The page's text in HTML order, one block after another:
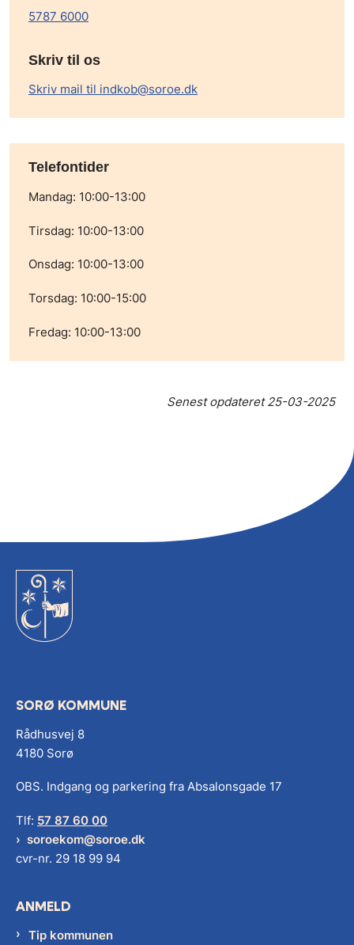
5787 6000
Skriv til os
Skriv mail til indkob@soroe.dk
Telefontider
Mandag: 10:00-13:00
Tirsdag: 10:00-13:00
Onsdag: 10:00-13:00
Torsdag: 10:00-15:00
Fredag: 10:00-13:00
Senest opdateret25-03-2025
SORØ KOMMUNE
Rådhusvej 8
4180 Sorø
OBS. Indgang og parkering fra Absalonsgade 17
Tlf: 57 87 60 00
soroekom@soroe.dk
cvr-nr. 29 18 99 94
ANMELD
Tip kommunen